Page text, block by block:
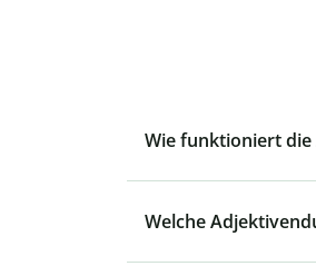
Wie funktioniert
Welche